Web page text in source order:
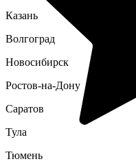
Казань
Волгоград
Новосибирск
Ростов-на-Дону
Саратов
Тула
Тюмень